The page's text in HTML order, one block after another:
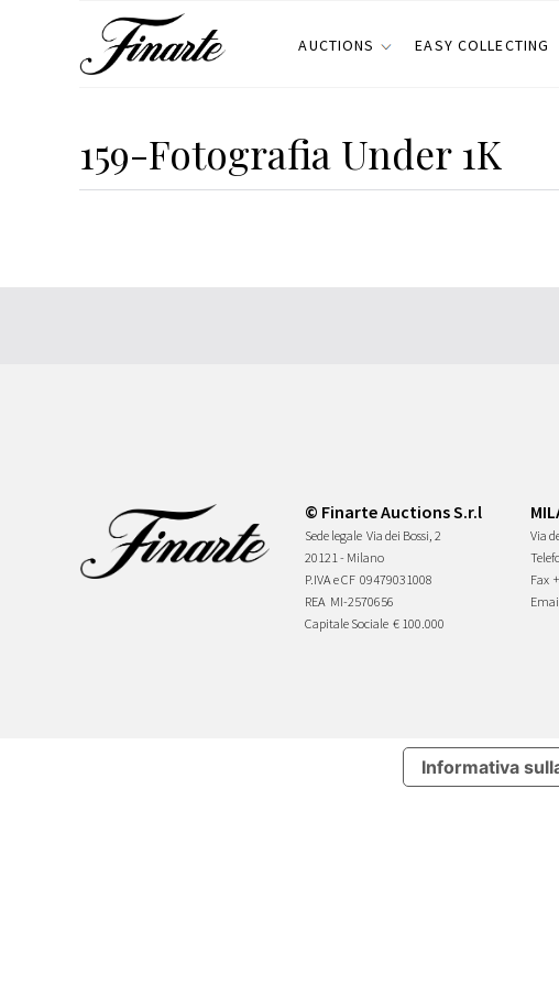
AUCTIONS EASY COLLECTING
159-Fotografia Under 1K
© Finarte Auctions S.r.l
Sede legale Via dei Bossi, 2
20121 - Milano
P.IVA e CF 09479031008
REA MI-2570656
Capitale Sociale € 100.000
Via
Fax
Informativa